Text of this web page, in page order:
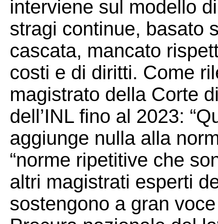
interviene sul modello
stragi continue, basato
cascata, mancato
costi e di diritti. Come
magistrato della Corte
dell’INL fino al 2023:
aggiunge nulla alla
“norme ripetitive che
altri magistrati esperti
sostengono a gran